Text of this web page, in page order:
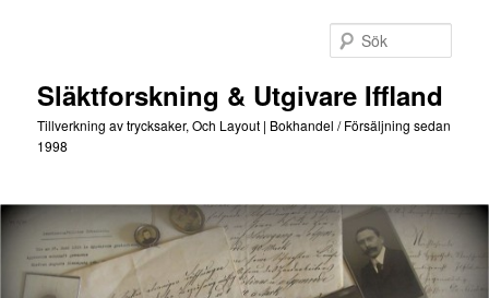
Släktforskning & Utgivare Iffland
Tillverkning av trycksaker, Och Layout | Bokhandel / Försäljning sedan
1998